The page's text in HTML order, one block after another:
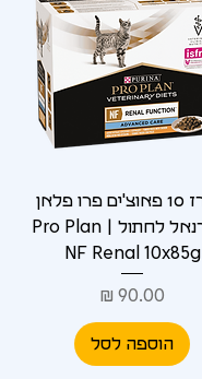
מארז 10 פאוצ'ים פרו פלאן
NF רנאל לחתול | Pro Plan
NF Renal 10x85g
מחיר
הוספה לסל